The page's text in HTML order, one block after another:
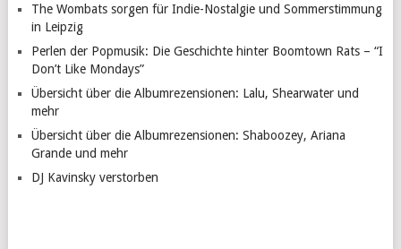
The Wombats sorgen für Indie-Nostalgie und Sommerstimmung
in Leipzig
Perlen der Popmusik: Die Geschichte hinter Boomtown Rats – “I
Don’t Like Mondays”
Übersicht über die Albumrezensionen: Lalu, Shearwater und
mehr
Übersicht über die Albumrezensionen: Shaboozey, Ariana
Grande und mehr
DJ Kavinsky verstorben